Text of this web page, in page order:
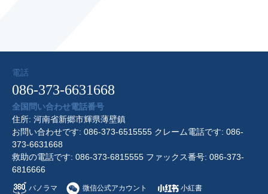
電話
086-373-6631668
全国問い合わせ電話番号
住所: 河南省新郷市輝県薄壁鎮
お問い合わせです: 086-373-6515555 クレーム電話です: 086-
373-6631668
救助の電話です: 086-373-6815555 ファックス番号: 086-373-
6816666
パノラマ 微信公式アカウント 小紅書